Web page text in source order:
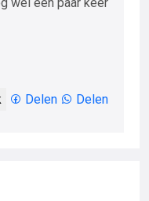
Delen Delen